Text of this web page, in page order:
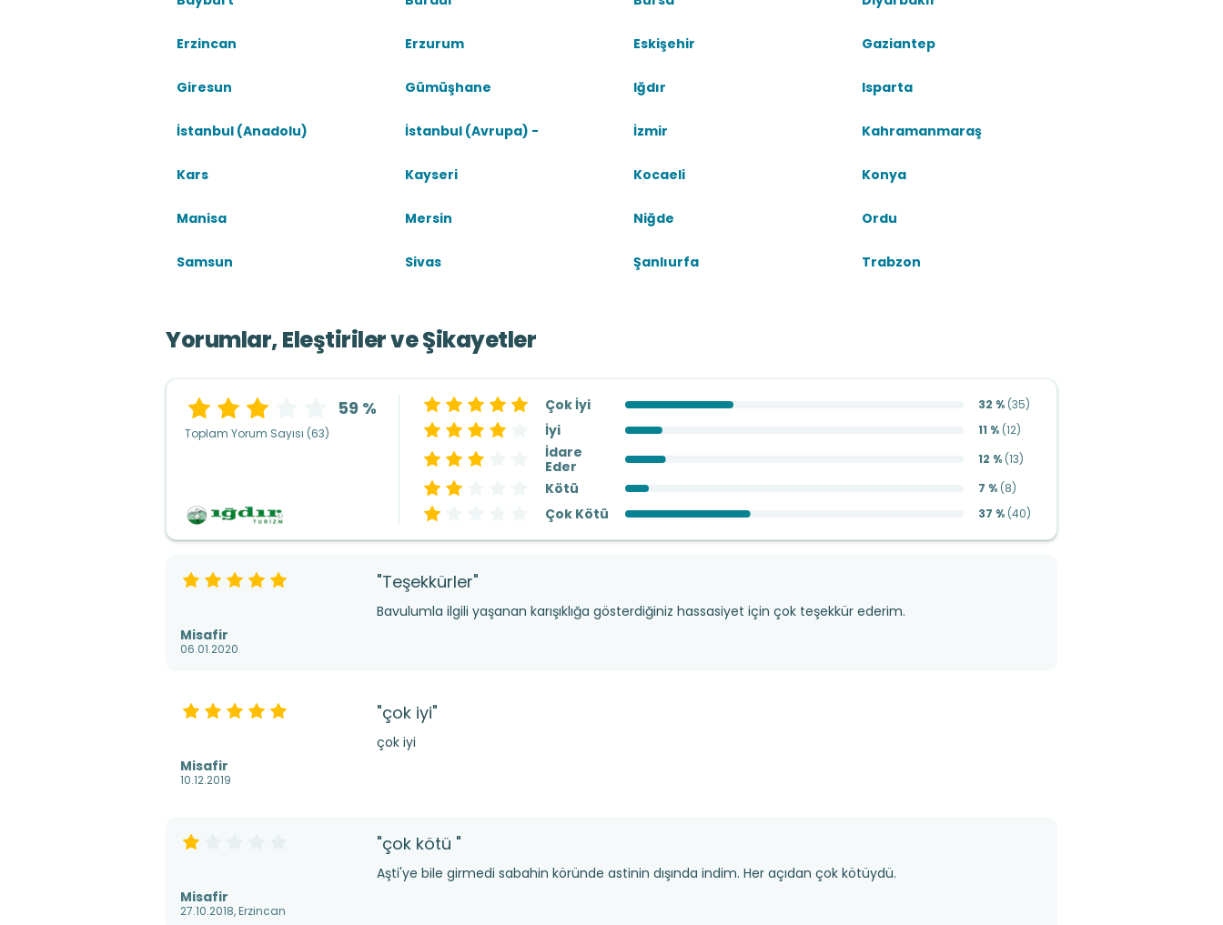
Erzincan Erzurum Eskişehir Gaziantep
Giresun Gümüşhane Iğdır Isparta
İstanbul (Anadolu) İstanbul (Avrupa) - İzmir Kahramanmaraş
Kars Kayseri Kocaeli Konya
Manisa Mersin Niğde Ordu
Samsun Sivas Şanlıurfa Trabzon
Yorumlar, Eleştiriler ve Şikayetler
59 %
Toplam Yorum Sayısı (63)
Çok İyi 32 % (35)
İyi 11 % (12)
İdare
Eder
12 % (13)
Kötü 7 % (8)
Çok Kötü 37 % (40)
Misafir
06.01.2020
"Teşekkürler"
Bavulumla ilgili yaşanan karışıklığa gösterdiğiniz hassasiyet için çok teşekkür ederim.
Misafir
10.12.2019
"çok iyi"
çok iyi
Misafir
27.10.2018, Erzincan
"çok kötü "
Aşti'ye bile girmedi sabahin köründe astinin dışında indim. Her açıdan çok kötüydü.